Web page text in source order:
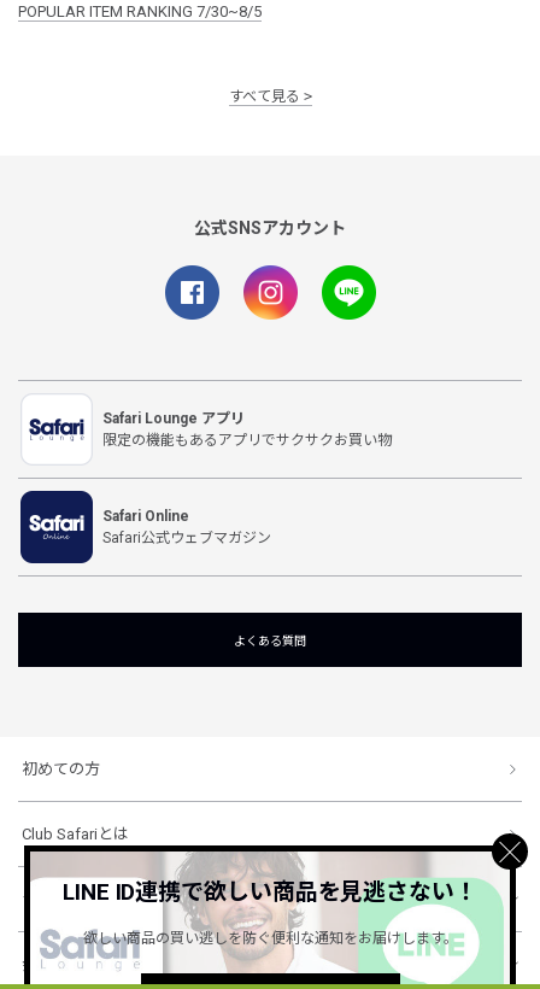
POPULAR ITEM RANKING 7/30~8/5
すべて見る
公式SNSアカウント
Safari Lounge アプリ
限定の機能もあるアプリでサクサクお買い物
Safari Online
Safari公式ウェブマガジン
よくある質問
初めての方
Club Safariとは
ショッピングガイド
会社概要・規約
LINE ID連携で欲しい商品を見逃さない！
欲しい商品の買い逃しを防ぐ便利な通知をお届けします。